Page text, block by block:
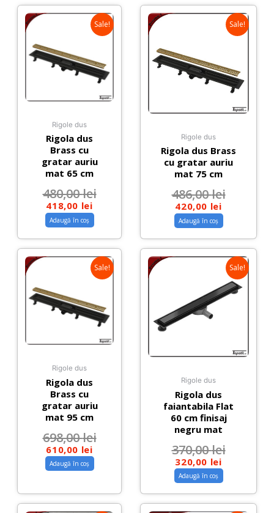
Sale!
Rigole dus
Rigola dus
Brass cu
gratar auriu
mat 65 cm
480,00lei
418,00 lei
Adaugă în coș
Sale!
Rigole dus
Rigola dus Brass
cu gratar auriu
mat 75 cm
486,00lei
420,00 lei
Adaugă în coș
Sale!
Rigole dus
Rigola dus
Brass cu
gratar auriu
mat 95 cm
698,00lei
610,00 lei
Adaugă în coș
Sale!
Rigole dus
Rigola dus
faiantabila Flat
60 cm finisaj
negru mat
370,00lei
320,00 lei
Adaugă în coș